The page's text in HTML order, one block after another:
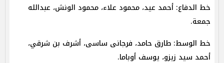
خط الدفاع: أحمد عيد، محمود علاء، محمود الونش، عبدالله
جمعة.
خط الوسط: طارق حامد، فرجانى ساسى، أشرف بن شرقي،
أحمد سيد زيزو، يوسف أوباما.